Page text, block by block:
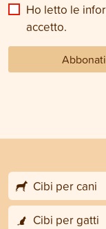
Ho letto le
accetto.
Cibi per cani
Cibi per gatti